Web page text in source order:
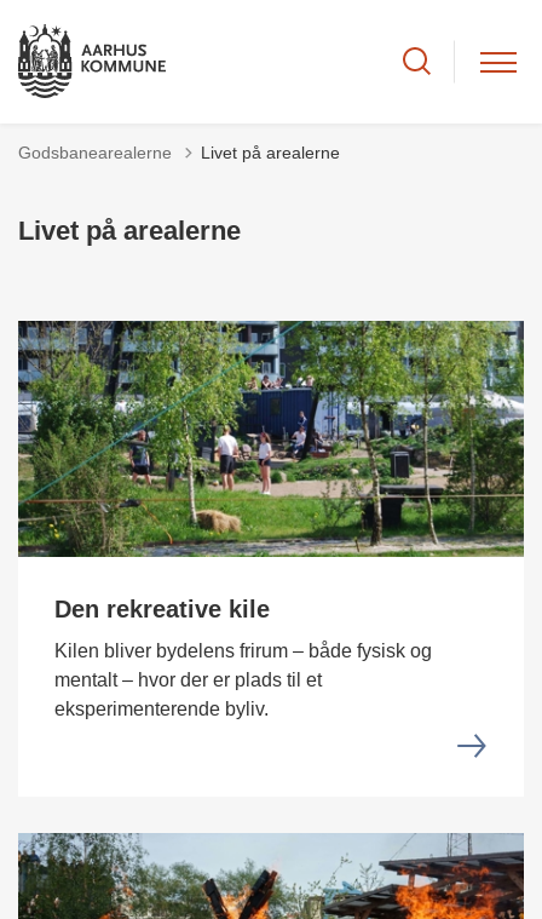
Godsbanearealerne Livet på arealerne
Livet på arealerne
Den rekreative kile
Kilen bliver bydelens frirum – både fysisk og
mentalt – hvor der er plads til et
eksperimenterende byliv.